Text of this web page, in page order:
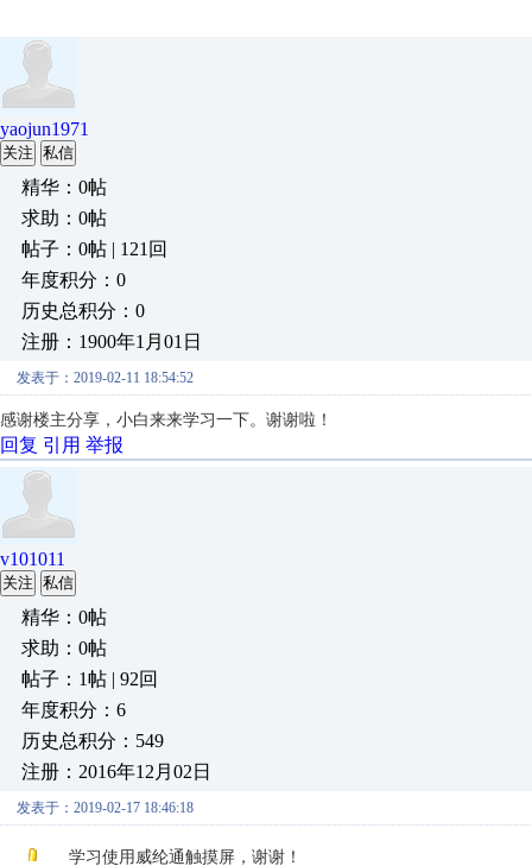
yaojun1971
关注 私信
精华：0帖
求助：0帖
帖子：0帖 | 121回
年度积分：0
历史总积分：0
注册：1900年1月01日
发表于：2019-02-11 18:54:52
感谢楼主分享，小白来来学习一下。谢谢啦！
回复 引用 举报
v101011
关注 私信
精华：0帖
求助：0帖
帖子：1帖 | 92回
年度积分：6
历史总积分：549
注册：2016年12月02日
发表于：2019-02-17 18:46:18
学习使用威纶通触摸屏，谢谢！